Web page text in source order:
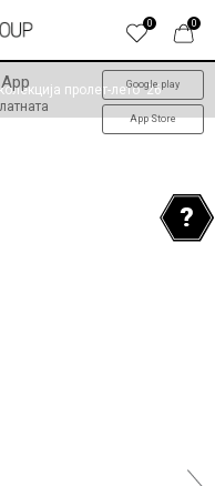
0
0
Google play
App Store
пролет-лето '26